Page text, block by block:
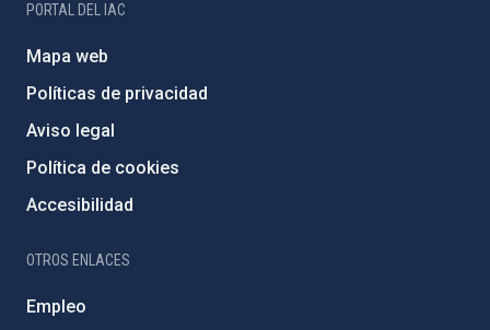
PORTAL DEL IAC
Mapa web
Políticas de privacidad
Aviso legal
Política de cookies
Accesibilidad
OTROS ENLACES
Empleo